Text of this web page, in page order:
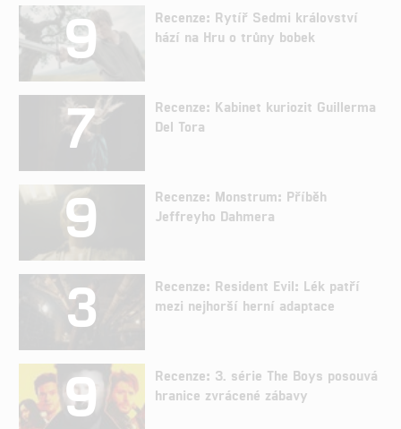
9
Recenze: Rytíř Sedmi království
hází na Hru o trůny bobek
7
Recenze: Kabinet kuriozit Guillerma
Del Tora
9
Recenze: Monstrum: Příběh
Jeffreyho Dahmera
3
Recenze: Resident Evil: Lék patří
mezi nejhorší herní adaptace
9
Recenze: 3. série The Boys posouvá
hranice zvrácené zábavy